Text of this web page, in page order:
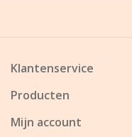
Klantenservice
Producten
Mijn account